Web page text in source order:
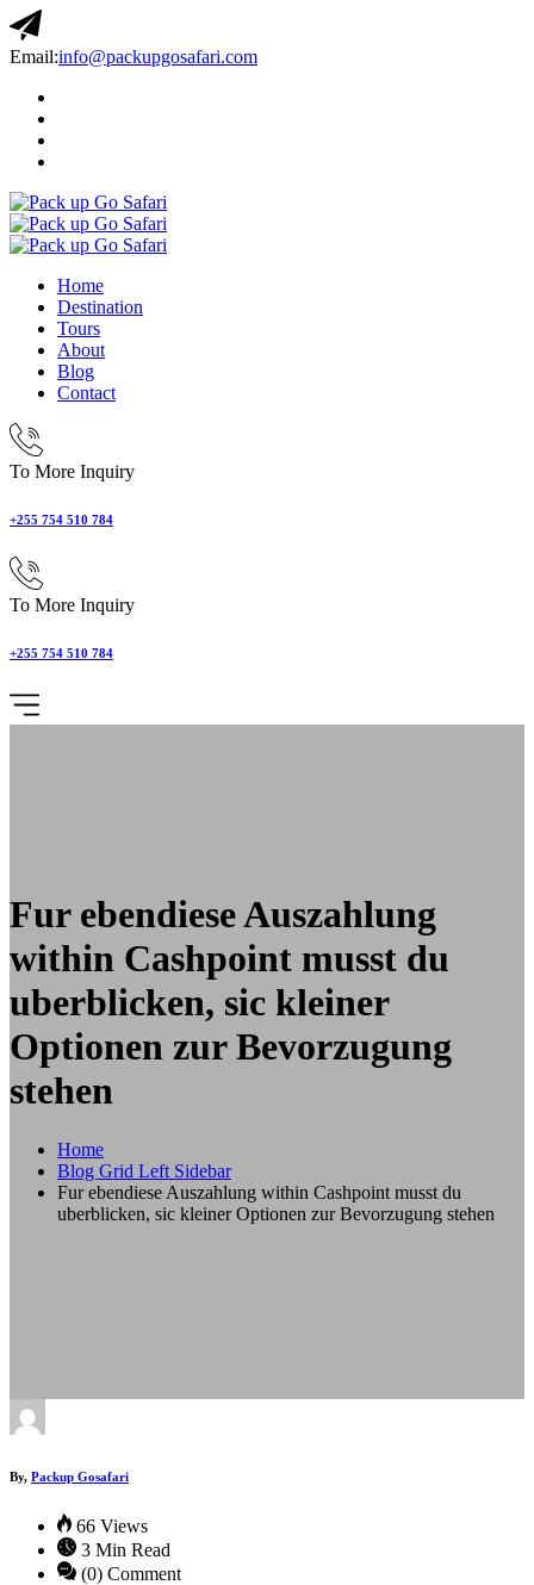
Email:info@packupgosafari.com
Home
Destination
Tours
About
Blog
Contact
To More Inquiry
+255 754 510 784
To More Inquiry
+255 754 510 784
Fur ebendiese Auszahlung
within Cashpoint musst du
uberblicken, sic kleiner
Optionen zur Bevorzugung
stehen
Home
Blog Grid Left Sidebar
Fur ebendiese Auszahlung within Cashpoint musst du
uberblicken, sic kleiner Optionen zur Bevorzugung stehen
By, Packup Gosafari
66 Views
3 Min Read
(0) Comment